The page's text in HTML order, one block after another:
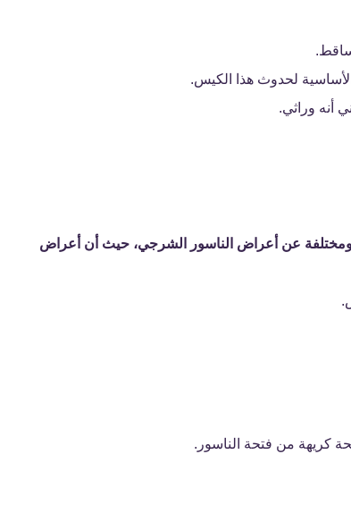
لحدوث هذا الكيس.
أنه وراثي.
عن أعراض الناسور الشرجي، حيث أن أعراض
كريهة من فتحة الناسور.